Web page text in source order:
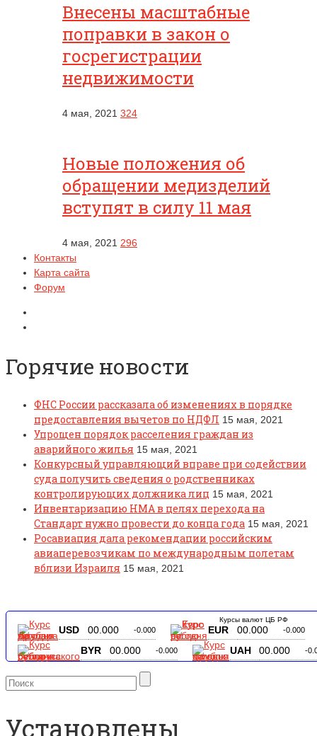
Внесены масштабные
поправки в закон о
госрегистрации
недвижимости
4 мая, 2021 324
Новые положения об
обращении медизделий
вступят в силу 11 мая
4 мая, 2021 296
Контакты
Карта сайта
Форум
Горячие новости
ФНС России рассказала об изменениях в порядке
предоставления вычетов по НДФЛ 15 мая, 2021
Упрощен порядок расселения граждан из
аварийного жилья 15 мая, 2021
Конкурсный управляющий вправе при содействии
суда получить сведения о родственниках
контролирующих должника лиц 15 мая, 2021
Инвентаризацию НМА в целях перехода на
Стандарт нужно провести до конца года 15 мая, 2021
Росавиация дала рекомендации российским
авиаперевозчикам по международным полетам
вблизи Израиля 15 мая, 2021
Курсы валют ЦБ РФ
USD 00.000 -0.000 EUR 00.000 -0.000
BYR 00.000 -0.000 UAH 00.000 -
Установлены